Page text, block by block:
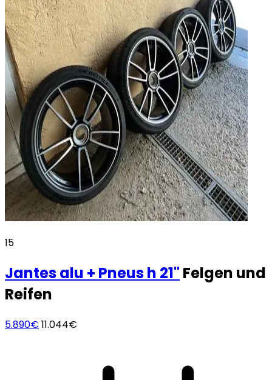
15
Jantes alu + Pneus h 21" Felgen und
Reifen
5.890€ 11.044€